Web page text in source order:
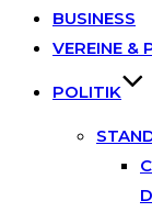
BUSINESS
VEREINE &
POLITIK